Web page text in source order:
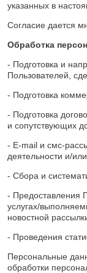
указанных в
Согласие дается
Обработка
- Подготовка и
Пользователей,
- Подготовка
- Подготовка
и сопутствующих
- E-mail и смс-
деятельности и/
- Сбора и
- Предоставления
услугах/
новостной
- Проведения
Персональные
обработки